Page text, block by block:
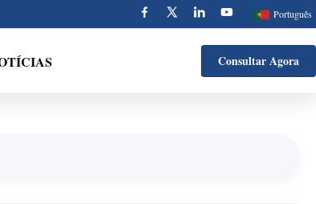
Português
Consultar Agora